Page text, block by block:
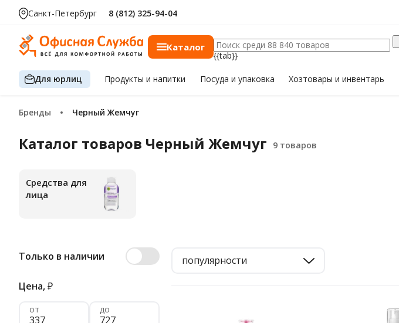
Санкт-Петербург 8 (812) 325-94-04
Каталог
{{tab}}
Для юрлиц Продуктыи напитки Посуда и упаковка Хозтоварыи инвентарь
Бренды Черный Жемчуг
Каталог товаров Черный Жемчуг
Средства для
лица
Только в наличии
Цена,₽
от до
популярности